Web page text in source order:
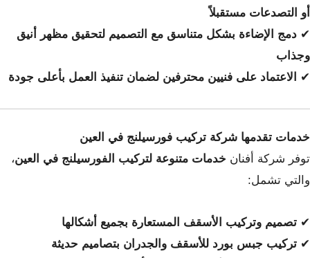
أو التصدعات مستقبلاً
✔ دمج الإضاءة بشكل متناسق مع التصميم لتحقيق مظهر أنيق
وجذاب
✔
الاعتماد على فنيين محترفين لضمان تنفيذ العمل بأعلى جودة
خدمات تقدمها شركة تركيب فورسيلنج في العين
توفر شركة أفنان خدمات متنوعة لتركيب الفورسيلنج في العين،
والتي تشمل:
✔ تصميم وتركيب الأسقف المستعارة بجميع أشكالها
✔ تركيب جبس بورد للأسقف والجدران بتصاميم حديثة